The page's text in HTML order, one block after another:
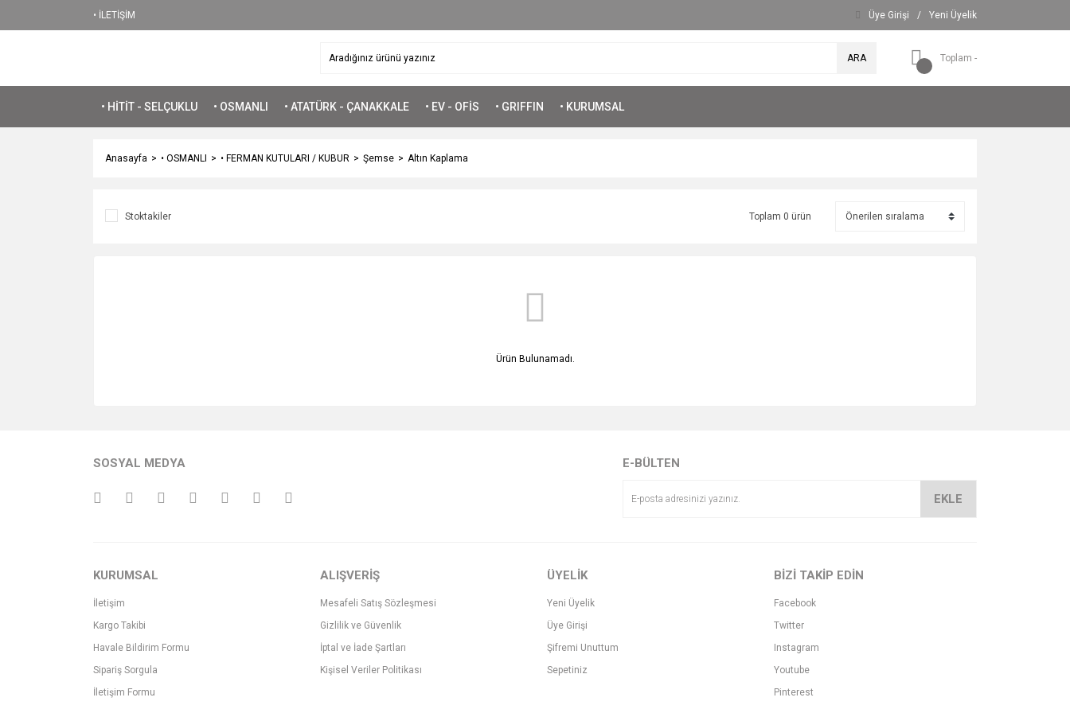
• İLETİŞİM Üye Girişi / Yeni Üyelik
ARA Toplam -
• HİTİT - SELÇUKLU • OSMANLI • ATATÜRK - ÇANAKKALE • EV - OFİS • GRIFFIN • KURUMSAL
Anasayfa • OSMANLI • FERMAN KUTULARI / KUBUR Şemse Altın Kaplama
Stoktakiler Toplam 0 ürün
Ürün Bulunamadı.
SOSYAL MEDYA E-BÜLTEN
EKLE
KURUMSAL
İletişim
Kargo Takibi
Havale Bildirim Formu
Sipariş Sorgula
İletişim Formu
ALIŞVERİŞ
Mesafeli Satış Sözleşmesi
Gizlilik ve Güvenlik
İptal ve İade Şartları
Kişisel Veriler Politikası
ÜYELİK
Yeni Üyelik
Üye Girişi
Şifremi Unuttum
Sepetiniz
BİZİ TAKİP EDİN
Facebook
Twitter
Instagram
Youtube
Pinterest